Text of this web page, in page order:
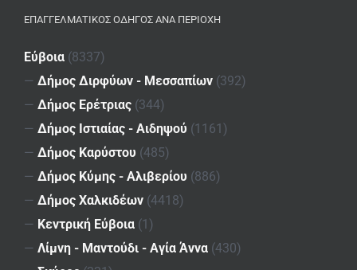
ΕΠΑΓΓΕΛΜΑΤΙΚΌΣ ΟΔΗΓΌΣ ΑΝΆ ΠΕΡΙΟΧΉ
Εύβοια (8337)
— Δήμος Διρφύων - Μεσσαπίων (392)
— Δήμος Ερέτριας (344)
— Δήμος Ιστιαίας - Αιδηψού (1161)
— Δήμος Καρύστου (485)
— Δήμος Κύμης - Αλιβερίου (886)
— Δήμος Χαλκιδέων (4418)
— Κεντρική Εύβοια (1)
— Λίμνη - Μαντούδι - Αγία Άννα (430)